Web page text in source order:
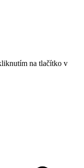
na tlačítko v